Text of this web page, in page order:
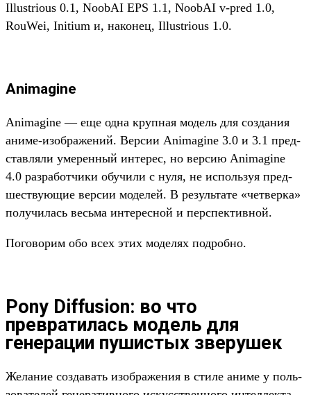
Illustrious 0.1, NoobAI EPS 1.1, NoobAI v-pred 1.0,
RouWei, Initium и, наконец, Illustrious 1.0.
Animagine
Animagine — еще одна круп­ная модель для соз­дания
ани­ме‑изоб­ражений. Вер­сии Animagine 3.0 и 3.1 пред­
став­ляли уме­рен­ный инте­рес, но вер­сию Animagine
4.0 раз­работ­чики обу­чили с нуля, не исполь­зуя пред­
шес­тву­ющие вер­сии моделей. В резуль­тате «чет­верка»
получи­лась весь­ма инте­рес­ной и пер­спек­тивной.
По­гово­рим обо всех этих моделях под­робно.
Pony Diffusion: во что
превратилась модель для
генерации пушистых зверушек
Же­лание соз­давать изоб­ражения в сти­ле ани­ме у поль­